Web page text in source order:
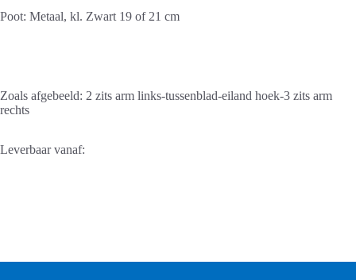
Poot: Metaal, kl. Zwart 19 of 21 cm
Zoals afgebeeld: 2 zits arm links-tussenblad-eiland hoek-3 zits arm
rechts
Leverbaar vanaf: